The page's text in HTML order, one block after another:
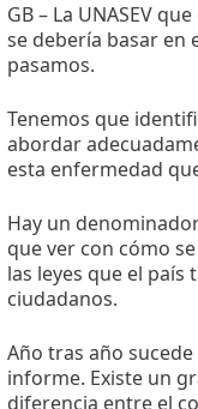
GB – La UNASEV
se debería basar en
pasamos.
Tenemos que
abordar
esta enfermedad
Hay un
que ver con cómo
las leyes que el
ciudadanos.
Año tras año
informe. Existe un
diferencia entre el